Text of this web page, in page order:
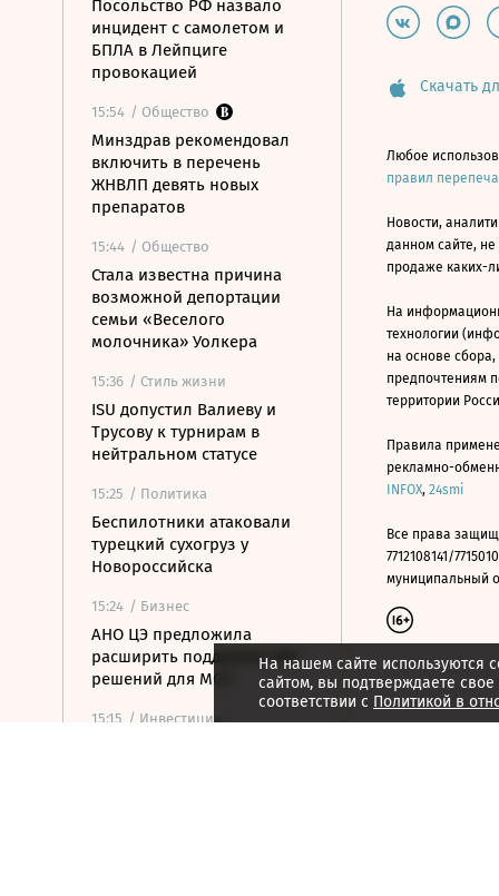
Посольство РФ назвало
инцидент с самолетом и
БПЛА в Лейпциге
провокацией
15:54 / Общество
Минздрав рекомендовал
включить в перечень
ЖНВЛП девять новых
препаратов
15:44 / Общество
Стала известна причина
возможной депортации
семьи «Веселого
молочника» Уолкера
15:36 / Стиль жизни
ISU допустил Валиеву и
Трусову к турнирам в
нейтральном статусе
15:25 / Политика
Беспилотники атаковали
турецкий сухогруз у
Новороссийска
15:24 / Бизнес
АНО ЦЭ предложила
расширить поддержку ИИ-
решений для МСП
15:15 / Инвестиции
На нашем сайте используются
сайтом, вы подтверждаете свое
соответствии с Политикой в
Скачать
Любое
правил
Новости,
данном сайте,
продаже каких-
На
технологии
на основе
предпочтениям
территории
Правила
рекламно-
INFOX, 24smi
Все права
7712108141/
муниципальный